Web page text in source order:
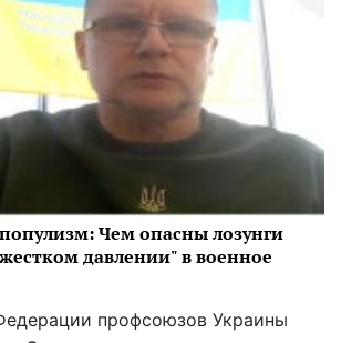
Чем опасны лозунги
давлении" в военное
профсоюзов Украины